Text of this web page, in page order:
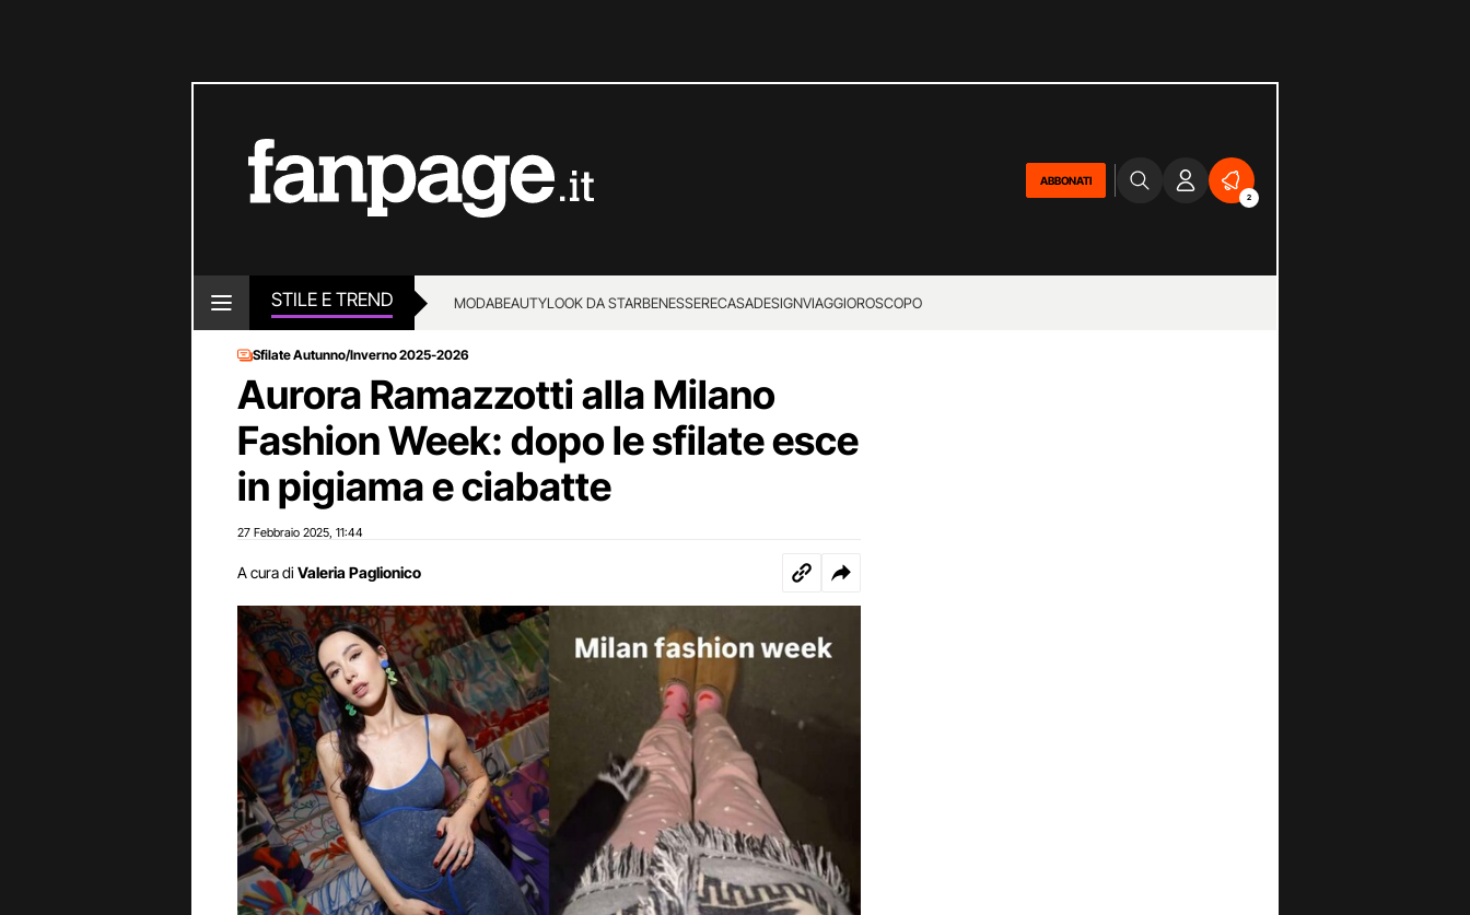
ABBONATI
2
STILE E TREND MODABEAUTYLOOK DA STARBENESSERECASADESIGNVIAGGIOROSCOPO
Sfilate Autunno/Inverno 2025-2026
Aurora Ramazzotti alla Milano
Fashion Week: dopo le sfilate esce
in pigiama e ciabatte
27 Febbraio 2025 11:44
A cura di Valeria Paglionico